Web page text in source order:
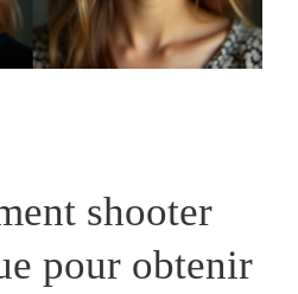
shooter
pour obtenir